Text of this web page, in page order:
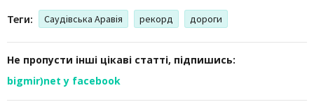
Теги: Саудівська Аравія рекорд дороги
Не пропусти інші цікаві статті, підпишись:
bigmir)net у facebook